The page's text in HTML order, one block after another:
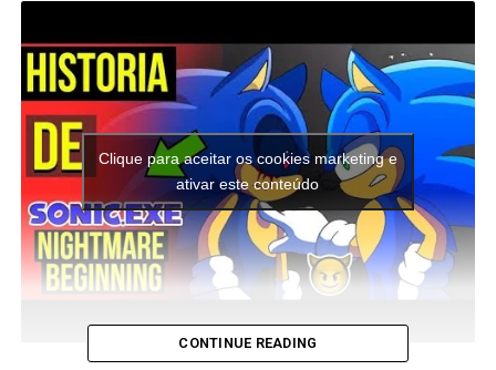
Clique para aceitar os cookies marketing e
ativar este conteúdo
CONTINUE READING